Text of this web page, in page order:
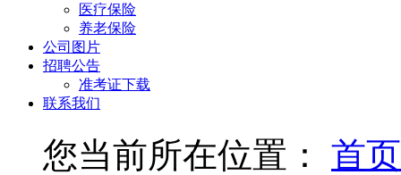
医疗保险
养老保险
公司图片
招聘公告
准考证下载
联系我们
您当前所在位置：
首页